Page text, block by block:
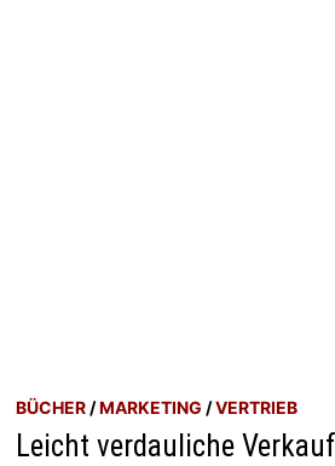
BÜCHER/MARKETING /VERTRIEB
Leicht verdauliche